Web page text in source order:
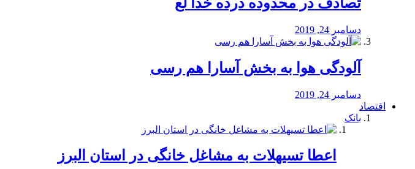
دسامبر 24, 2019
آلودگی هوا به بخش آسارا هم رسی
دسامبر 24, 2019
اقتصاد
بانک
️اعطا تسیهلات به مشاغل خانگی در استان البرز